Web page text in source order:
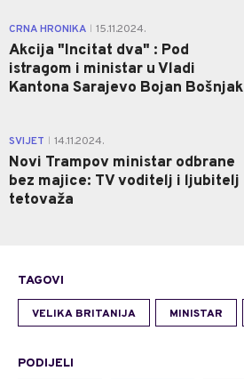
CRNA HRONIKA 15.11.2024.
Akcija "Incitat dva" : Pod
istragom i ministar u Vladi
Kantona Sarajevo Bojan Bošnjak
SVIJET 14.11.2024.
Novi Trampov ministar odbrane
bez majice: TV voditelj i ljubitelj
tetovaža
TAGOVI
VELIKA BRITANIJA MINISTAR
PODIJELI